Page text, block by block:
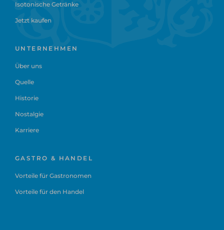
Isotonische Getränke
Jetzt kaufen
UNTERNEHMEN
Über uns
Quelle
Historie
Nostalgie
Karriere
GASTRO & HANDEL
Vorteile für Gastronomen
Vorteile für den Handel